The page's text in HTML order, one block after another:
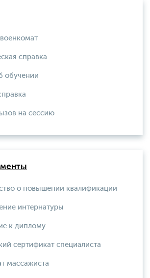
справка
обучении
на сессию
о повышении квалификации
интернатуры
к диплому
сертификат специалиста
массажиста